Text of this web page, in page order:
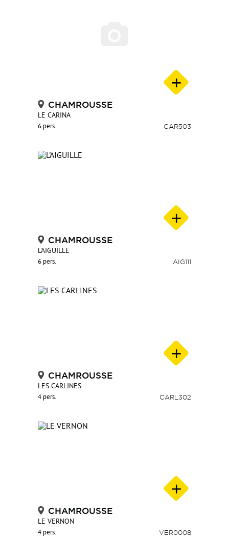
CHAMROUSSE
LE CARINA
6 pers. CAR503
CHAMROUSSE
L'AIGUILLE
6 pers. AIG111
CHAMROUSSE
LES CARLINES
4 pers. CARL302
CHAMROUSSE
LE VERNON
4 pers. VER0008